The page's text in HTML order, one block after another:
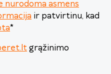
Išvalyti Uždaryti
asmens
ir patvirtinu, kad
*
grąžinimo